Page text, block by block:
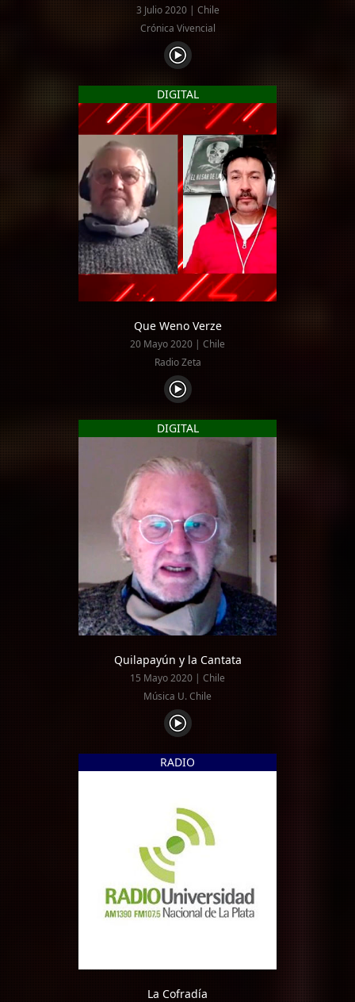
3 Julio 2020 | Chile
Crónica Vivencial
DIGITAL
Que Weno Verze
20 Mayo 2020 | Chile
Radio Zeta
DIGITAL
Quilapayún y la Cantata
15 Mayo 2020 | Chile
Música U. Chile
RADIO
La Cofradía